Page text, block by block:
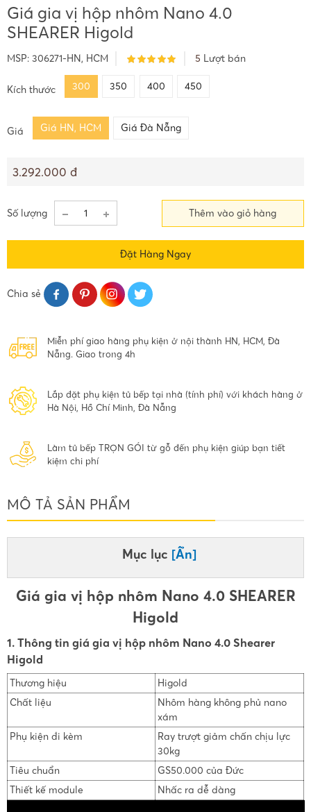
Giá gia vị hộp nhôm Nano 4.0
SHEARER Higold
MSP: 306271-HN, HCM 5 Lượt bán
Kích thước 300 350 400 450
Giá Giá HN, HCM Giá Đà Nẵng
3.292.000 đ
Số lượng Thêm vào giỏ hàng
Đặt Hàng Ngay
Chia sẻ
Miễn phí giao hàng phụ kiện ở nội thành HN, HCM, Đà
Nẵng. Giao trong 4h
Lắp đặt phụ kiện tủ bếp tại nhà (tính phí) với khách hàng ở
Hà Nội, Hồ Chí Minh, Đà Nẵng
Làm tủ bếp TRỌN GÓI từ gỗ đến phụ kiện giúp bạn tiết
kiệm chi phí
MÔ TẢ SẢN PHẨM
Mục lục [Ẩn]
Giá gia vị hộp nhôm Nano 4.0 SHEARER
Higold
1. Thông tin giá gia vị hộp nhôm Nano 4.0 Shearer
Higold
Thương hiệu
Higold
Chất liệu
Nhôm hàng không phủ nano
xám
Phụ kiện đi kèm
Ray trượt giảm chấn chịu lực
30kg
Tiêu chuẩn
GS50.000 của Đức
Thiết kế module
Nhấc ra dễ dàng